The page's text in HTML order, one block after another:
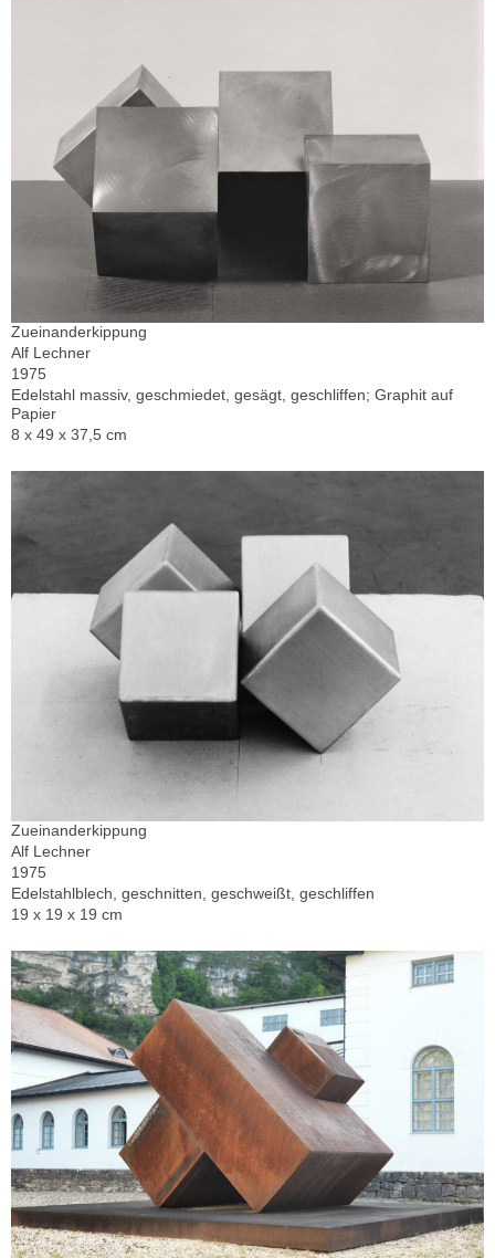
Zueinanderkippung
Alf Lechner
1975
Edelstahl massiv, geschmiedet, gesägt, geschliffen; Graphit auf
Papier
8 x 49 x 37,5 cm
Zueinanderkippung
Alf Lechner
1975
Edelstahlblech, geschnitten, geschweißt, geschliffen
19 x 19 x 19 cm